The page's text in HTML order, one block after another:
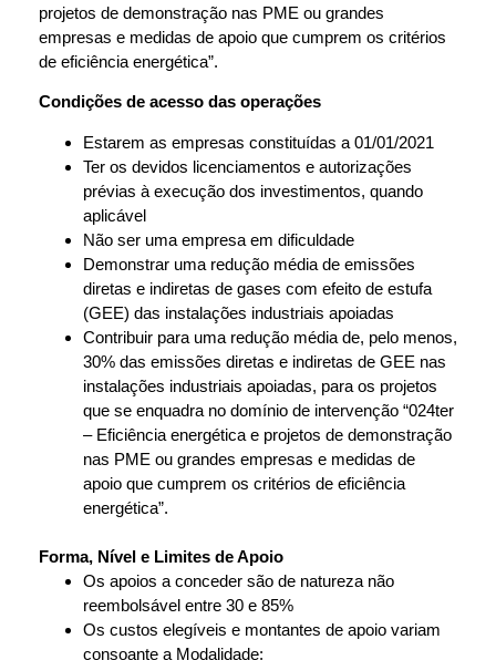
projetos de demonstração nas PME ou grandes
empresas e medidas de apoio que cumprem os critérios
de eficiência energética”.
Condições de acesso das operações
Estarem as empresas constituídas a 01/01/2021
Ter os devidos licenciamentos e autorizações
prévias à execução dos investimentos, quando
aplicável
Não ser uma empresa em dificuldade
Demonstrar uma redução média de emissões
diretas e indiretas de gases com efeito de estufa
(GEE) das instalações industriais apoiadas
Contribuir para uma redução média de, pelo menos,
30% das emissões diretas e indiretas de GEE nas
instalações industriais apoiadas, para os projetos
que se enquadra no domínio de intervenção “024ter
– Eficiência energética e projetos de demonstração
nas PME ou grandes empresas e medidas de
apoio que cumprem os critérios de eficiência
energética”.
Forma, Nível e Limites de Apoio
Os apoios a conceder são de natureza não
reembolsável entre 30 e 85%
Os custos elegíveis e montantes de apoio variam
consoante a Modalidade: